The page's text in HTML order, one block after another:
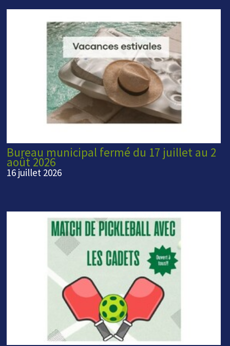
Bureau municipal fermé du 17 juillet au 2
août 2026
16 juillet 2026